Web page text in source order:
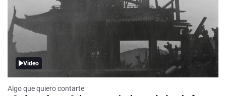
Video
Algo que quiero contarte